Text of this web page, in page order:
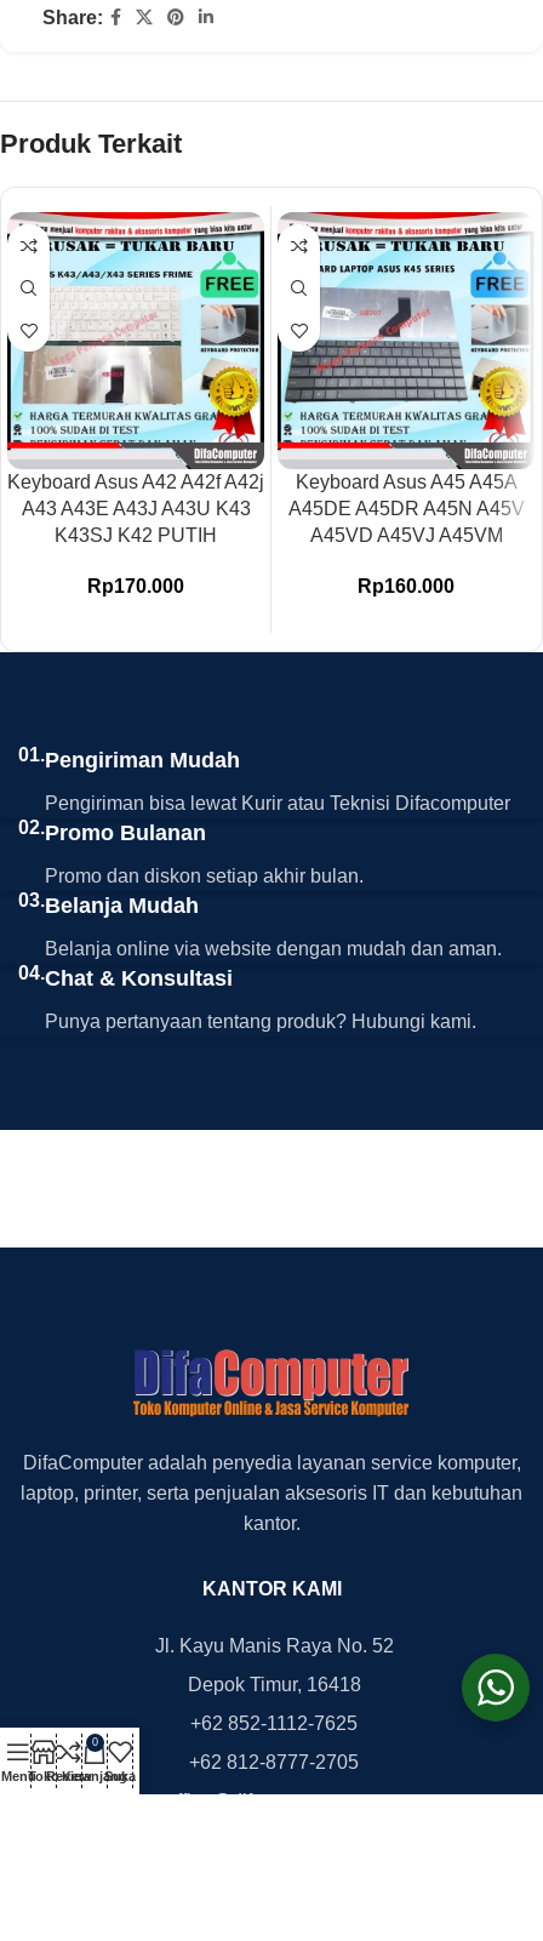
Share:
Produk Terkait
Keyboard Asus A42 A42f A42j
A43 A43E A43J A43U K43
K43SJ K42 PUTIH
Rp170.000
Keyboard Asus A45 A45A
A45DE A45DR A45N A45V
A45VD A45VJ A45VM
Rp160.000
01.Pengiriman Mudah
Pengiriman bisa lewat Kurir atau Teknisi Difacomputer
02.Promo Bulanan
Promo dan diskon setiap akhir bulan.
03.Belanja Mudah
Belanja online via website dengan mudah dan aman.
04.Chat & Konsultasi
Punya pertanyaan tentang produk? Hubungi kami.
DifaComputer adalah penyedia layanan service komputer,
laptop, printer, serta penjualan aksesoris IT dan kebutuhan
kantor.
KANTOR KAMI
Jl. Kayu Manis Raya No. 52
Depok Timur, 16418
+62 852-1112-7625
+62 812-8777-2705
office@difacomputer.com
MenuTokoReview
0
Keranjang
Suka